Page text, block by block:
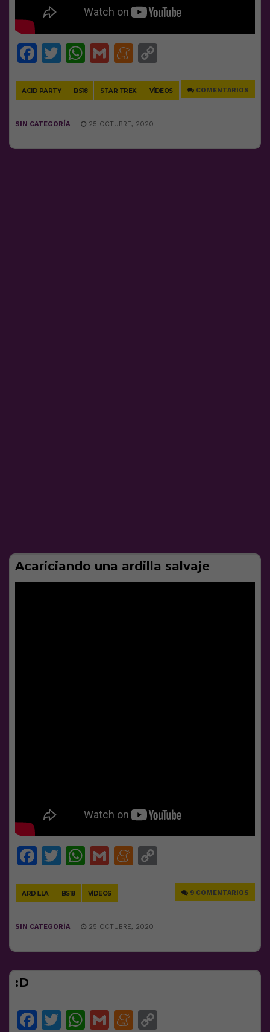
Facebook
Twitter
WhatsApp
GmailMeneame
ACID PARTY BS18 STAR TREK VÍDEOS COMENTARIOS
SIN CATEGORÍA 25 OCTUBRE, 2020
Acariciando una ardilla salvaje
Facebook
Twitter
WhatsApp
GmailMeneame
ARDILLA BS18 VÍDEOS 9 COMENTARIOS
SIN CATEGORÍA 25 OCTUBRE, 2020
:D
Facebook
Twitter
WhatsApp
GmailMeneame